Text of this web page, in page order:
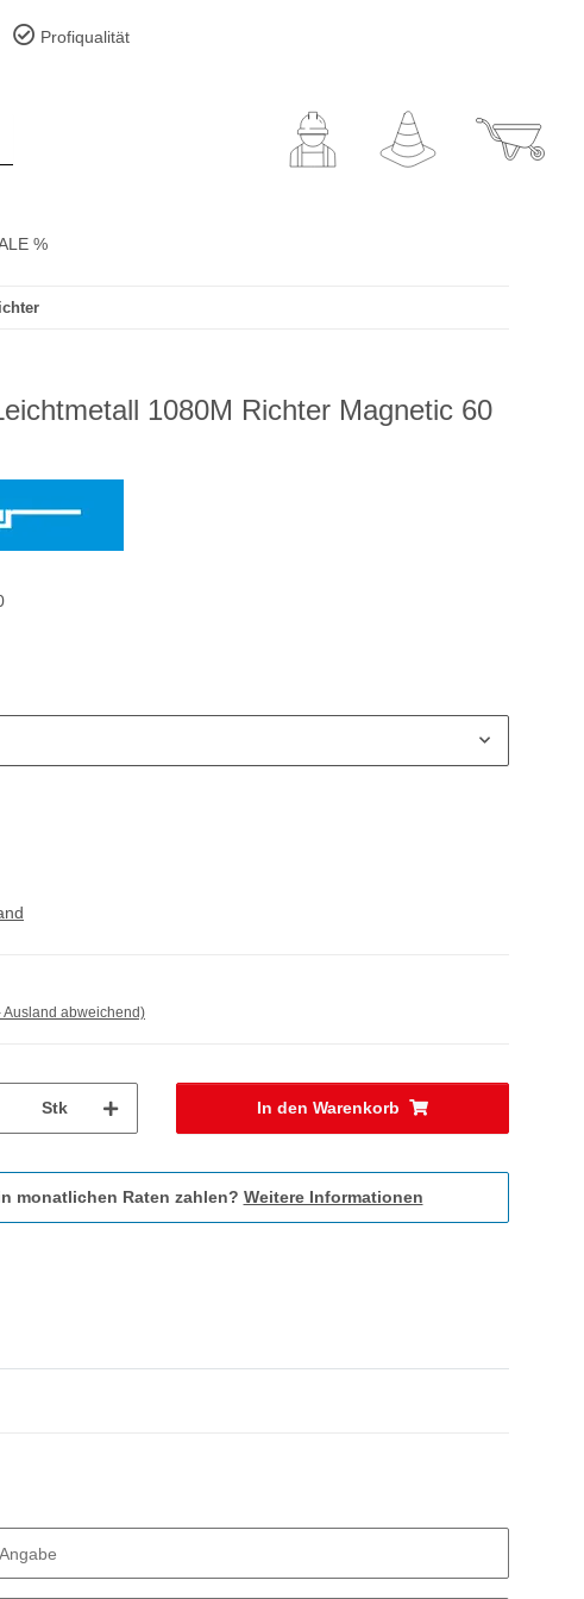
Profiqualität
%
1080M Richter Magnetic 60
Ausland abweichend)
Stk In den Warenkorb
monatlichen Raten zahlen? Weitere Informationen